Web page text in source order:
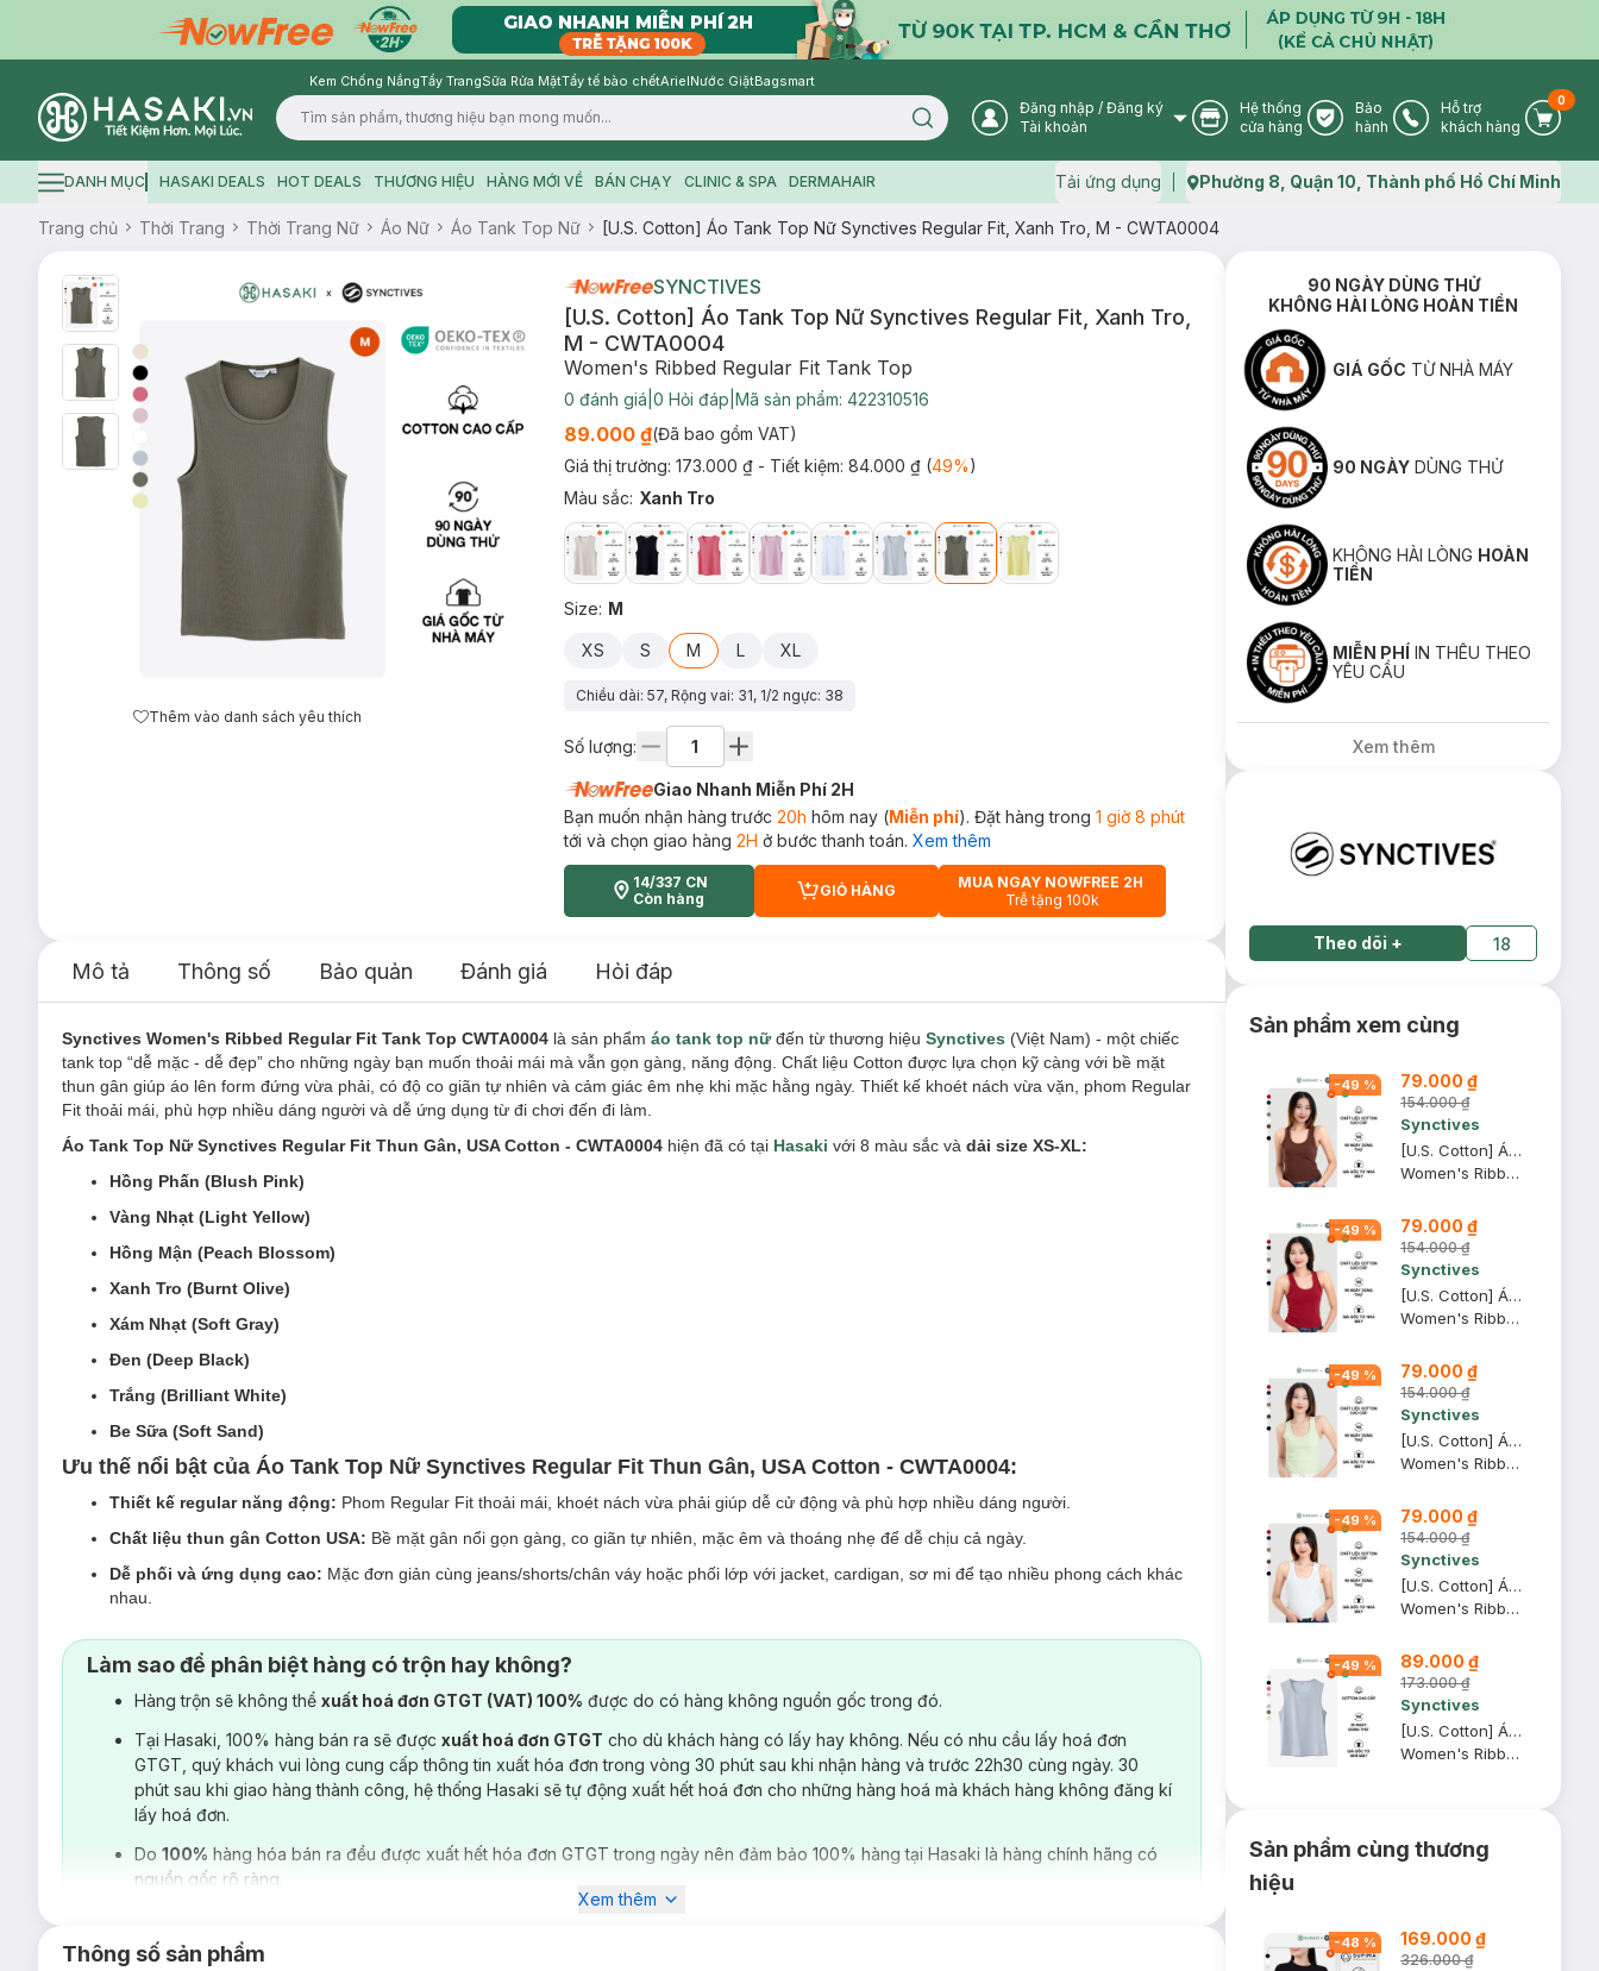
Kem Chống NắngTẩy TrangSữa Rửa MặtTẩy tế bào chếtArielNước GiặtBagsmart
Logo
Search icon User Icon
Đăng nhập / Đăng ký
Tài khoản
Store Icon
Hệ thống
cửa hàng
Warranty Icon
Bảo
hành
Phone Icon
Hỗ trợ
khách hàng
Cart
0
Hamburger icon
DANH MỤC HASAKI DEALS HOT DEALS THƯƠNG HIỆU HÀNG MỚI VỀ BÁN CHẠY CLINIC & SPA DERMAHAIR Tải ứng dụng Map icon
Phường 8, Quận 10, Thành phố Hồ Chí Minh
Trang chủ Thời Trang Thời Trang Nữ Áo Nữ Áo Tank Top Nữ [U.S. Cotton] Áo Tank Top Nữ Synctives Regular Fit, Xanh Tro, M - CWTA0004
Thêm vào danh sách yêu thích
SYNCTIVES
[U.S. Cotton] Áo Tank Top Nữ Synctives Regular Fit, Xanh Tro,
M - CWTA0004
Women's Ribbed Regular Fit Tank Top
0 đánh giá 0 Hỏi đáp Mã sản phẩm: 422310516
89.000 ₫(Đã bao gồm VAT)
Giá thị trường: 173.000 ₫ - Tiết kiệm: 84.000 ₫(49%)
Màu sắc: Xanh Tro
Size: M
XS S M L XL
Chiều dài: 57, Rộng vai: 31, 1/2 ngực: 38
Số lượng:
Giao Nhanh Miễn Phí 2H
Bạn muốn nhận hàng trước 20h hôm nay (Miễn phí). Đặt hàng trong 1 giờ 8 phút
tới và chọn giao hàng 2H ở bước thanh toán. Xem thêm
14/337 CN
Còn hàng
CART PLUS ICON
GIỎ HÀNG
MUA NGAY NOWFREE 2H
Trễ tặng 100k
Mô tả Thông số Bảo quản Đánh giá Hỏi đáp
Synctives Women's Ribbed Regular Fit Tank Top CWTA0004 là sản phẩm áo tank top nữđến từ thương hiệu Synctives (Việt Nam) - một chiếc
tank top “dễ mặc - dễ đẹp” cho những ngày bạn muốn thoải mái mà vẫn gọn gàng, năng động. Chất liệu Cotton được lựa chọn kỹ càng với bề mặt
thun gân giúp áo lên form đứng vừa phải, có độ co giãn tự nhiên và cảm giác êm nhẹ khi mặc hằng ngày. Thiết kế khoét nách vừa vặn, phom Regular
Fit thoải mái, phù hợp nhiều dáng người và dễ ứng dụng từ đi chơi đến đi làm.
Áo Tank Top Nữ Synctives Regular Fit Thun Gân, USA Cotton - CWTA0004 hiện đã có tại Hasaki với 8 màu sắc và dải size XS-XL:
Hồng Phấn (Blush Pink)
Vàng Nhạt (Light Yellow)
Hồng Mận (Peach Blossom)
Xanh Tro (Burnt Olive)
Xám Nhạt (Soft Gray)
Đen (Deep Black)
Trắng (Brilliant White)
Be Sữa (Soft Sand)
Ưu thế nổi bật của Áo Tank Top Nữ Synctives Regular Fit Thun Gân, USA Cotton - CWTA0004:
Thiết kế regular năng động: Phom Regular Fit thoải mái, khoét nách vừa phải giúp dễ cử động và phù hợp nhiều dáng người.
Chất liệu thun gân Cotton USA: Bề mặt gân nổi gọn gàng, co giãn tự nhiên, mặc êm và thoáng nhẹ để dễ chịu cả ngày.
Dễ phối và ứng dụng cao: Mặc đơn giản cùng jeans/shorts/chân váy hoặc phối lớp với jacket, cardigan, sơ mi để tạo nhiều phong cách khác
nhau.
Hoàn thiện tỉ mỉ:Kỹ thuật may tối ưu tại từng chi tiết, đảm bảo độ bền, thẩm mỹ & thoải mái khi cử động.
Làm sao để phân biệt hàng có trộn hay không?
Hàng trộn sẽ không thể xuất hoá đơn GTGT (VAT) 100% được do có hàng không nguồn gốc trong đó.
Tại Hasaki, 100% hàng bán ra sẽ được xuất hoá đơn GTGT cho dù khách hàng có lấy hay không. Nếu có nhu cầu lấy hoá đơn
GTGT, quý khách vui lòng cung cấp thông tin xuất hóa đơn trong vòng 30 phút sau khi nhận hàng và trước 22h30 cùng ngày. 30
phút sau khi giao hàng thành công, hệ thống Hasaki sẽ tự động xuất hết hoá đơn cho những hàng hoá mà khách hàng không đăng kí
lấy hoá đơn.
Do 100% hàng hóa bán ra đều được xuất hết hóa đơn GTGT trong ngày nên đảm bảo 100% hàng tại Hasaki là hàng chính hãng có
nguồn gốc rõ ràng.
Xem thêm
Thông số sản phẩm
90 NGÀY DÙNG THỬ
KHÔNG HÀI LÒNG HOÀN TIỀN
GIÁ GỐC TỪ NHÀ MÁY
90 NGÀY DÙNG THỬ
KHÔNG HÀI LÒNG HOÀN
TIỀN
MIỄN PHÍ IN THÊU THEO
YÊU CẦU
Xem thêm
Theo dõi + 18
Sản phẩm xem cùng
-49 % 79.000 ₫
154.000 ₫
Synctives
[U.S. Cotton] Áo Tank Top Nữ Synctives Slim Fit, Đỏ Nâu Sẫm, XL - CWTA0006
Women's Ribbed Waist Length Fitted Tank Top
-49 % 79.000 ₫
154.000 ₫
Synctives
[U.S. Cotton] Áo Tank Top Nữ Synctives Slim Fit, Đỏ Samba, L - CWTA0006
Women's Ribbed Waist Length Fitted Tank Top
-49 % 79.000 ₫
154.000 ₫
Synctives
[U.S. Cotton] Áo Tank Top Nữ Synctives Slim Fit, Xanh Ngọc, M - CWTA0006
Women's Ribbed Waist Length Fitted Tank Top
-49 % 79.000 ₫
154.000 ₫
Synctives
[U.S. Cotton] Áo Tank Top Nữ Synctives Slim Fit, Trắng, L - CWTA0006
Women's Ribbed Waist Length Fitted Tank Top
-49 % 89.000 ₫
173.000 ₫
Synctives
[U.S. Cotton] Áo Tank Top Nữ Synctives Regular Fit, Xám Nhạt, XS - CWTA0004
Women's Ribbed Regular Fit Tank Top
Sản phẩm cùng thương
hiệu
-48 % 169.000 ₫
326.000 ₫